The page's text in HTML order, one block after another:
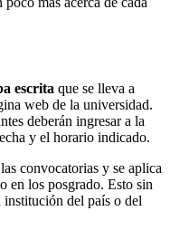
escrita que se lleva a
web de la universidad.
deberán ingresar a la
y el horario indicado.
convocatorias y se aplica
en los posgrado. Esto sin
institución del país o del